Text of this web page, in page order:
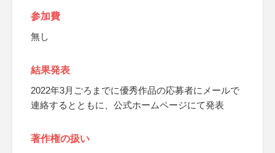
参加費
無し
結果発表
2022年3月ごろまでに優秀作品の応募者にメールで
連絡するとともに、公式ホームページにて発表
著作権の扱い